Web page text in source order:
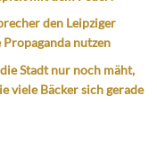
den Leipziger
nutzen
Stadt nur noch mäht,
viele Bäcker sich gerade